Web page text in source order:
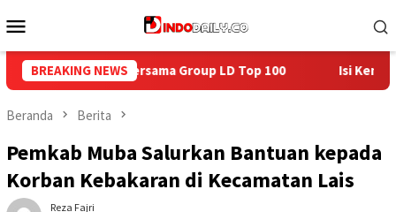
ke
Mobile
BREAKING NEWS
100 Isi Kemerdekaan dengan Kepedulian, Lapas
Beranda Berita
Pemkab Muba Salurkan Bantuan kepada
Korban Kebakaran di Kecamatan Lais
Reza Fajri